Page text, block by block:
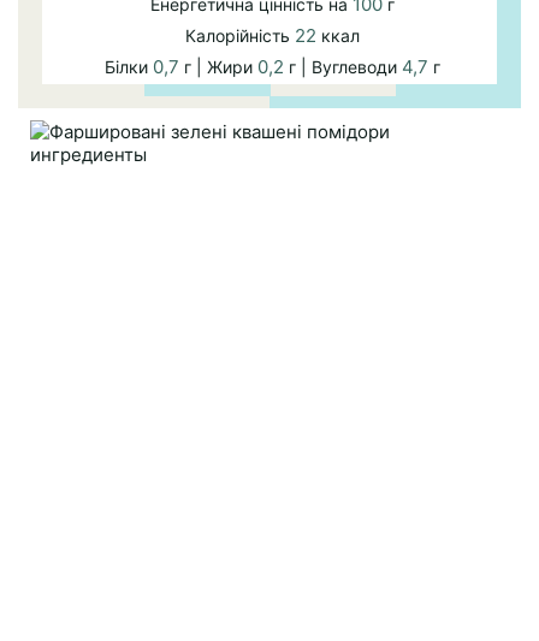
Енергетична цінність на
г
Калорійність 22 ккал
Білки 0,7 г | Жири 0,2 г | Вуглеводи 4,7 г